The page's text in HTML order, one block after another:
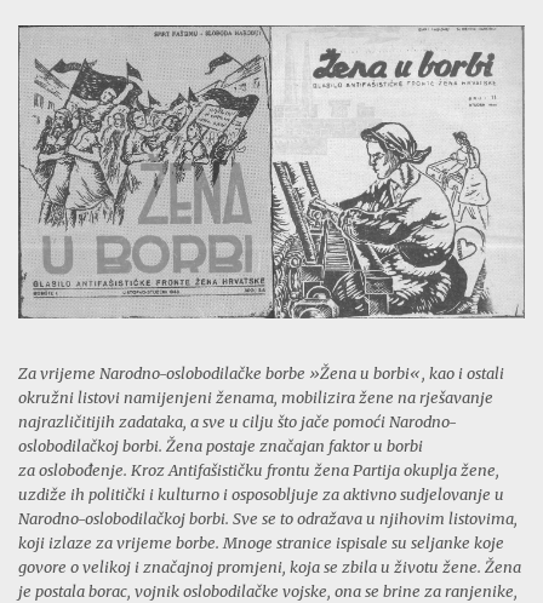
Za vrijeme Narodno-oslobodilačke borbe »Žena u borbi«, kao i ostali
okružni listovinamijenjeni ženama, mobilizira žene na rješavanje
najrazličitijih zadataka, a sve u cilju što jače pomoći Narodno-
oslobodilačkoj borbi. Žena postaje značajan faktor u borbi
zaoslobođenje. Kroz Antifašističku frontu žena Partija okuplja žene,
uzdiže ih politički ikulturno i osposobljuje za aktivno sudjelovanje u
Narodno-oslobodilačkoj borbi. Sve se to odražava u njihovim listovima,
koji izlaze za vrijeme borbe. Mnoge stranice ispisale su seljanke koje
govore o velikoj i značajnoj promjeni, koja se zbila u životu žene. Žena
je postala borac, vojnik oslobodilačke vojske, ona se brine za ranjenike,